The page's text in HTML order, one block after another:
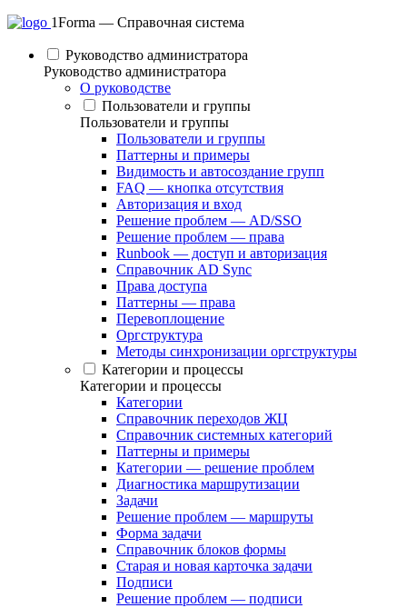
1Forma — Справочная система
Руководство администратора
Руководство администратора
О руководстве
Пользователи и группы
Пользователи и группы
Пользователи и группы
Паттерны и примеры
Видимость и автосоздание групп
FAQ — кнопка отсутствия
Авторизация и вход
Решение проблем — AD/SSO
Решение проблем — права
Runbook — доступ и авторизация
Справочник AD Sync
Права доступа
Паттерны — права
Перевоплощение
Оргструктура
Методы синхронизации оргструктуры
Категории и процессы
Категории и процессы
Категории
Справочник переходов ЖЦ
Справочник системных категорий
Паттерны и примеры
Категории — решение проблем
Диагностика маршрутизации
Задачи
Решение проблем — маршруты
Форма задачи
Справочник блоков формы
Старая и новая карточка задачи
Подписи
Решение проблем — подписи